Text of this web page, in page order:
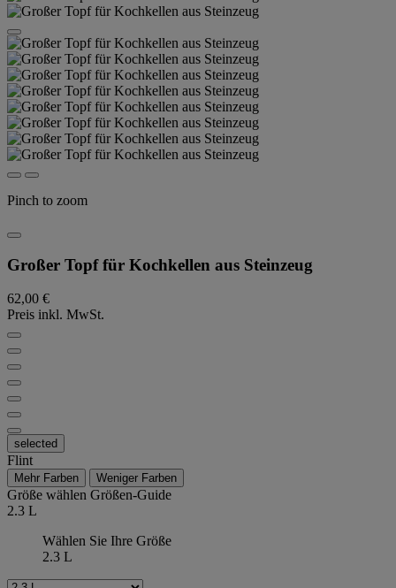
Pinch to zoom
Großer Topf für Kochkellen aus Steinzeug
62,00 €
Preis inkl. MwSt.
selected
Flint
Mehr Farben Weniger Farben
Größe wählen Größen-Guide
2.3 L
Wählen Sie Ihre Größe
2.3 L